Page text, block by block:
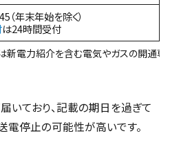
（年末年始を除く）
は24時間受付
電力紹介を含む電気やガスの開通専
いており、記載の期日を過ぎて
電停止の可能性が高いです。